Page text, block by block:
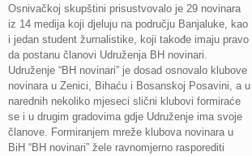
Osnivačkoj skupštini prisustvovalo je 29 novinara
iz 14 medija koji djeluju na području Banjaluke, kao
i jedan student žurnalistike, koji takođe imaju pravo
da postanu članovi Udruženja BH novinari.
Udruženje “BH novinari” je dosad osnovalo klubove
novinara u Zenici, Bihaću i Bosanskoj Posavini, a u
narednih nekoliko mjeseci slični klubovi formiraće
se i u drugim gradovima gdje Udruženje ima svoje
članove. Formiranjem mreže klubova novinara u
BiH “BH novinari” žele ravnomjerno rasporediti